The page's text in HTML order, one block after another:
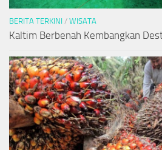
BERITA TERKINI / WISATA
Kaltim Berbenah Kembangkan